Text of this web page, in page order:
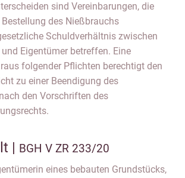
sind Vereinbarungen, die
des Nießbrauchs
Schuldverhältnis zwischen
Eigentümer betreffen. Eine
folgender Pflichten berechtigt den
zu einer Beendigung des
den Vorschriften des
| BGH V ZR 233/20
eines bebauten Grundstücks,